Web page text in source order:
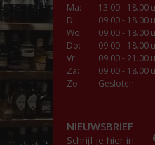
Ma:
13:00 - 18.00
Di:
09.00 - 18.00
Wo:
09.00 - 18.00
Do:
09.00 - 18.00
Vr:
09.00 - 21.00
Za:
09.00 - 18.00
Zo:
Gesloten
NIEUWSBRIEF
Schrijf je hier in